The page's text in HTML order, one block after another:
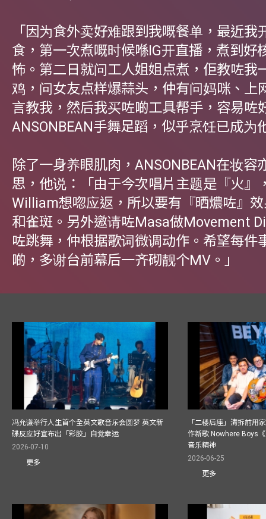
「因为食外卖好难跟到我嘅餐单，最近我
食，第一次煮嘅时候喺IG开直播，煮到好
怖。第二日就问工人姐姐点煮，佢教咗我
鸡，问女友点样爆蒜头，仲有问妈咪、上
言教我，然后我买咗啲工具帮手，容易咗
ANSONBEAN手舞足蹈，似乎烹饪已成为
除了一身养眼肌肉，ANSONBEAN在妆容
思，他说：「由于今次唱片主题是『火』
William想唿应返，所以要有『晒燶咗』
和雀斑。另外邀请咗Masa做Movement
咗跳舞，仲根据歌词微调动作。希望每件
啲，多谢台前幕后一齐砌靓个MV。」
冯允谦举行人生首个全英文歌音乐会圆梦 英文新
碟反应好宣布出「彩胶」自觉幸运
2026-07-10
更多
「二楼后座」清拆前用
作新歌 Nowhere Boys
音乐精神
2026-06-25
更多